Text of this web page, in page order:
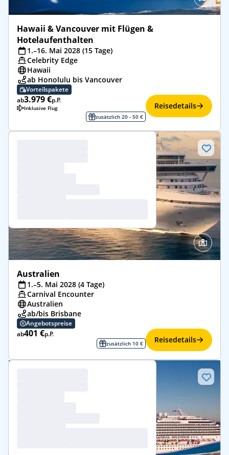
Hawaii & Vancouver mit Flügen &
Hotelaufenthalten
1.–16. Mai 2028 (15 Tage)
Celebrity Edge
Hawaii
ab Honolulu bis Vancouver
Vorteilspakete
ab3.979 €p.P.
Inklusive Flug
zusätzlich 20 - 50 €
Reisedetails
Australien
1.–5. Mai 2028 (4 Tage)
Carnival Encounter
Australien
ab/bis Brisbane
Angebotspreise
ab401 €p.P.
zusätzlich 10 € Reisedetails